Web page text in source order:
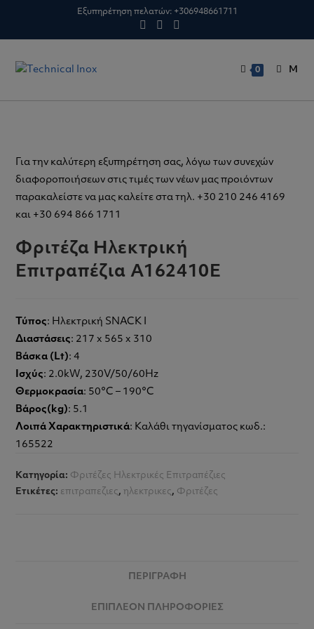
Εξυπηρέτηση πελατών: +306948661711
0 M
Για την καλύτερη εξυπηρέτηση σας, λόγω των συνεχών
διαφοροποιήσεων στις τιμές των νέων μας προιόντων
παρακαλείστε να μας καλείτε στα τηλ. +30 210 246 4169
και +30 694 866 1711
Φριτέζα Ηλεκτρική
Επιτραπέζια A162410Ε
Τύπος: Ηλεκτρική SNACK I
Διαστάσεις: 217 x 565 x 310
Βάσκα (Lt): 4
Ισχύς: 2.0kW, 230V/50/60Hz
Θερμοκρασία: 50°C – 190°C
Βάρος(kg): 5.1
Λοιπά Χαρακτηριστικά: Καλάθι τηγανίσματος κωδ.:
165522
Κατηγορία: Φριτέζες Ηλεκτρικές Επιτραπέζιες
Ετικέτες: επιτραπεζιες,ηλεκτρικες, Φριτέζες
ΠΕΡΙΓΡΑΦΉ
ΕΠΙΠΛΈΟΝ ΠΛΗΡΟΦΟΡΊΕΣ